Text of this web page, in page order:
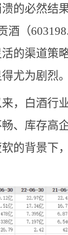
的必然结
酒（
的渠道策
尤为剧烈
，白酒行
、库存高
的背景下